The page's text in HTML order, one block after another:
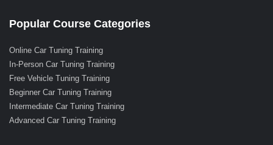
Popular Course Categories
Online Car Tuning Training
In-Person Car Tuning Training
Free Vehicle Tuning Training
Beginner Car Tuning Training
Intermediate Car Tuning Training
Advanced Car Tuning Training